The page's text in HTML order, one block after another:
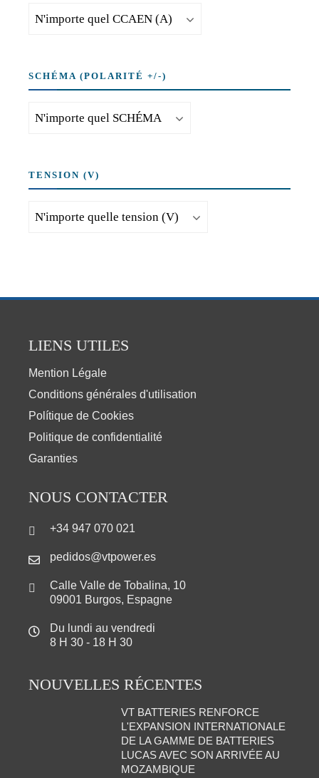
SCHÉMA (POLARITÉ +/-)
TENSION (V)
LIENS UTILES
Mention Légale
Conditions générales d'utilisation
Polítique de Cookies
Politique de confidentialité
Garanties
NOUS CONTACTER
+34 947 070 021
pedidos@vtpower.es
Calle Valle de Tobalina, 10
09001 Burgos, Espagne
Du lundi au vendredi
8 H 30 - 18 H 30
NOUVELLES RÉCENTES
VT BATTERIES RENFORCE
L'EXPANSION INTERNATIONALE
DE LA GAMME DE BATTERIES
LUCAS AVEC SON ARRIVÉE AU
MOZAMBIQUE